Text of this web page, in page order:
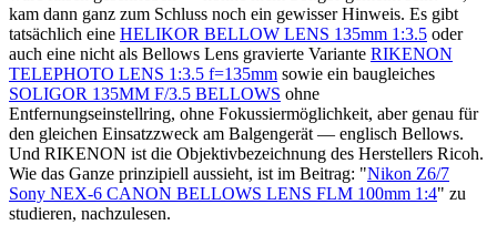
kam dann ganz zum Schluss noch ein gewisser Hinweis. Es gibt
tatsächlich eine HELIKOR BELLOW LENS 135mm 1:3.5 oder
auch eine nicht als Bellows Lens gravierte Variante RIKENON
TELEPHOTO LENS 1:3.5 f=135mm sowie ein baugleiches
SOLIGOR 135MM F/3.5 BELLOWS ohne
Entfernungseinstellring, ohne Fokussiermöglichkeit, aber genau für
den gleichen Einsatzzweck am Balgengerät — englisch Bellows.
Und RIKENON ist die Objektivbezeichnung des Herstellers Ricoh.
Wie das Ganze prinzipiell aussieht, ist im Beitrag: "Nikon Z6/7
Sony NEX-6 CANON BELLOWS LENS FLM 100mm 1:4" zu
studieren, nachzulesen.